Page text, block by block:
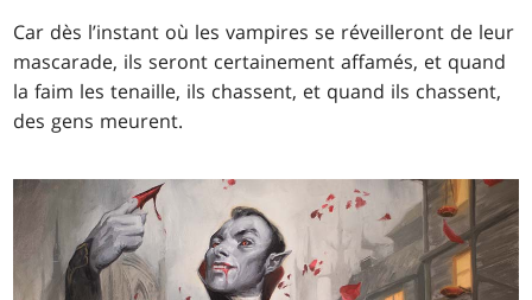
Car dès l’instant où les vampires se réveilleront de leur
mascarade, ils seront certainement affamés, et quand
la faim les tenaille, ils chassent, et quand ils chassent,
des gens meurent.